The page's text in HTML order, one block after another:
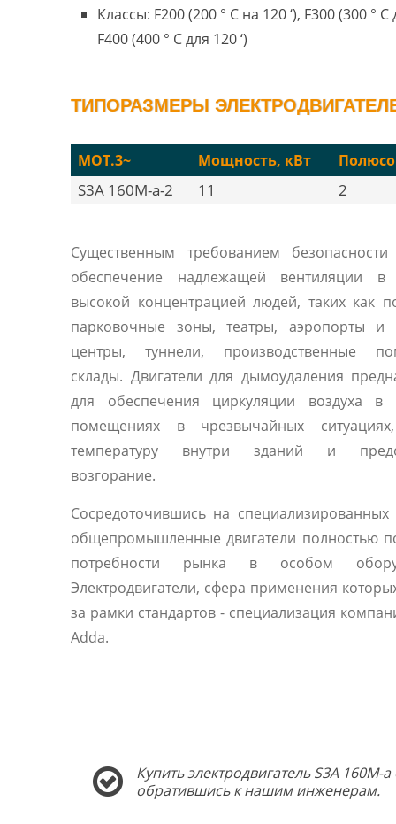
Классы: F200 (200 ° C на 120 ‘), F300 (300 ° C
F400 (400 ° C для 120 ‘)
ТИПОРАЗМЕРЫ
MOT.3~ Мощность, кВт
S3A 160M-a-2 11 2
Существенным требованием безопасности
обеспечение надлежащей вентиляции
высокой концентрацией людей, таких как
парковочные зоны, театры, аэропорты и
центры, туннели, производственные
склады. Двигатели для дымоудаления
для обеспечения циркуляции воздуха в
помещениях в чрезвычайных
температуру внутри зданий и
возгорание.
Сосредоточившись на специализированных
общепромышленные двигатели полностью
потребности рынка в особом
Электродвигатели, сфера применения
за рамки стандартов - специализация
Adda.
Купить электродвигатель S3A
обратившись к нашим инженерам.